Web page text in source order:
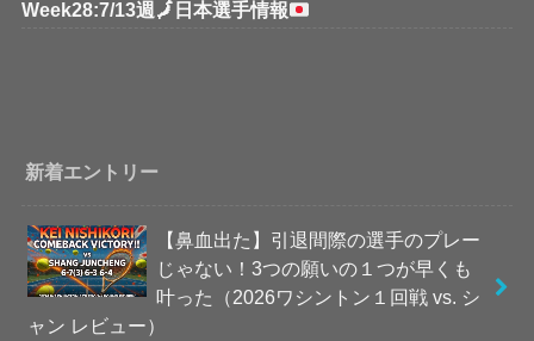
Week28:7/13週🗾 日本選手情報
新着エントリー
【鼻血出た】引退間際の選手のプレー
じゃない！3つの願いの１つが早くも
叶った（2026ワシントン１回戦 vs. シ
ャン レビュー）